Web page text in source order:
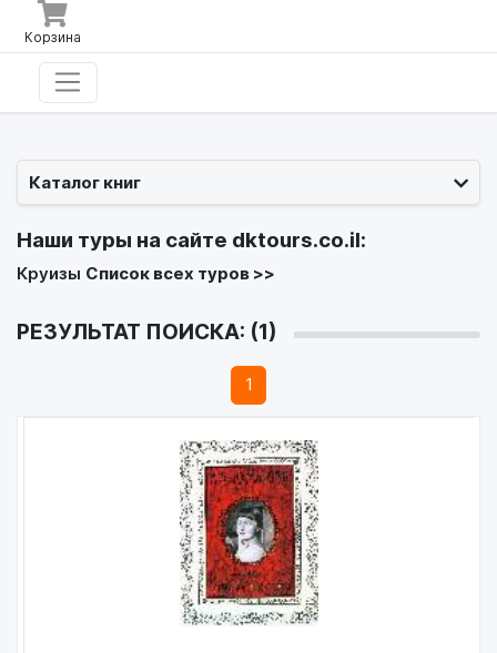
Корзина
Каталог книг
Наши туры на сайте dktours.co.il:
Круизы Список всех туров >>
РЕЗУЛЬТАТ ПОИСКА: (1)
1